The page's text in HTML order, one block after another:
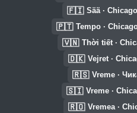
🇫🇮 Sää ·
🇵🇹 Tempo ·
🇻🇳 Thời tiết ·
🇩🇰 Vejret ·
🇷🇸 Vreme ·
🇸🇮 Vreme ·
🇷🇴 Vremea ·